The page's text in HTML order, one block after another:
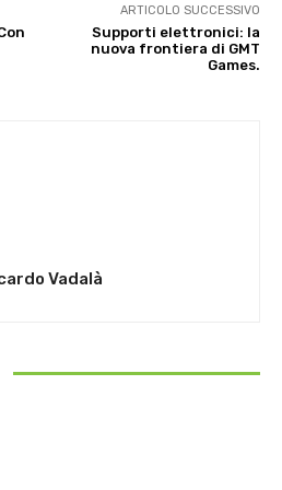
ARTICOLO SUCCESSIVO
Supporti elettronici: la
nuova frontiera di GMT
Games.
Vadalà